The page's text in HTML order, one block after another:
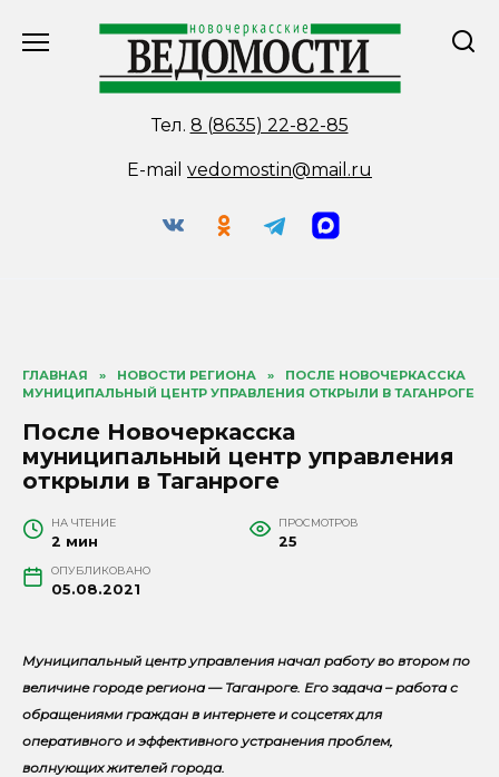
Тел. 8 (8635) 22-82-85
E-mail vedomostin@mail.ru
ГЛАВНАЯ » НОВОСТИ РЕГИОНА »
ПОСЛЕ НОВОЧЕРКАССКА
МУНИЦИПАЛЬНЫЙ ЦЕНТР УПРАВЛЕНИЯ ОТКРЫЛИ В ТАГАНРОГЕ
После Новочеркасска
муниципальный центр управления
открыли в Таганроге
НА ЧТЕНИЕ
2 мин
ПРОСМОТРОВ
25
ОПУБЛИКОВАНО
05.08.2021
Муниципальный центр управления начал работу во втором по
величине городе региона — Таганроге. Его задача – работа с
обращениями граждан в интернете и соцсетях для
оперативного и эффективного устранения проблем,
волнующих жителей города.